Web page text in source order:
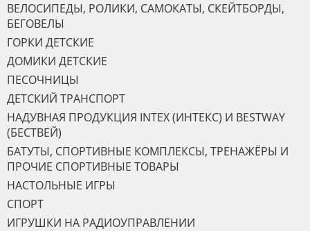
ВЕЛОСИПЕДЫ, РОЛИКИ, САМОКАТЫ, СКЕЙТБОРДЫ,
БЕГОВЕЛЫ
ГОРКИ ДЕТСКИЕ
ДОМИКИ ДЕТСКИЕ
ПЕСОЧНИЦЫ
ДЕТСКИЙ ТРАНСПОРТ
НАДУВНАЯ ПРОДУКЦИЯ INTEX (ИНТЕКС) И BESTWAY
(БЕСТВЕЙ)
БАТУТЫ, СПОРТИВНЫЕ КОМПЛЕКСЫ, ТРЕНАЖЁРЫ И
ПРОЧИЕ СПОРТИВНЫЕ ТОВАРЫ
НАСТОЛЬНЫЕ ИГРЫ
СПОРТ
ИГРУШКИ НА РАДИОУПРАВЛЕНИИ